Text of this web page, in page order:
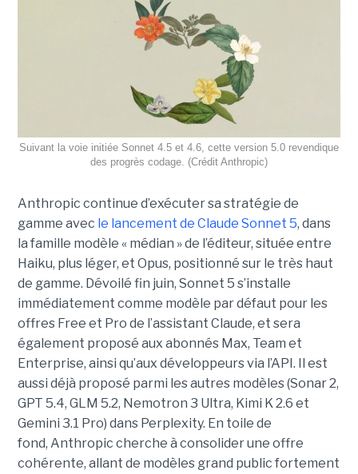
Suivant la voie initiée Sonnet 4.5 et 4.6, cette version 5.0 revendique
des progrès codage. (Crédit Anthropic)
Anthropic continue d’exécuter sa stratégie de
gamme avec le lancement de Claude Sonnet 5, dans
la famille modèle « médian » de l’éditeur, située entre
Haiku, plus léger, et Opus, positionné sur le très haut
de gamme. Dévoilé fin juin, Sonnet 5 s’installe
immédiatement comme modèle par défaut pour les
offres Free et Pro de l’assistant Claude, et sera
également proposé aux abonnés Max, Team et
Enterprise, ainsi qu’aux développeurs via l’API. Il est
aussi déjà proposé parmi les autres modèles (Sonar 2,
GPT 5.4, GLM 5.2, Nemotron 3 Ultra, Kimi K 2.6 et
Gemini 3.1 Pro) dans Perplexity. En toile de
fond, Anthropic cherche à consolider une offre
cohérente, allant de modèles grand public fortement